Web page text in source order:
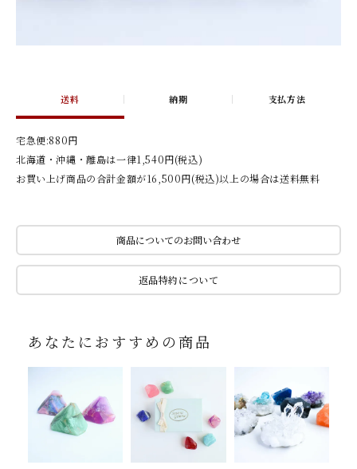
送料 納期 支払方法
宅急便:880円
北海道・沖縄・離島は一律1,540円(税込)
お買い上げ商品の合計金額が16,500円(税込)以上の場合は送料無料
商品についてのお問い合わせ
返品特約について
あなたにおすすめの商品